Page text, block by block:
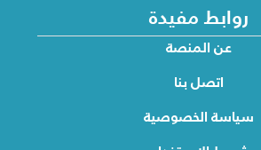
روابط مفيدة
عن المنصة
اتصل بنا
سياسة الخصوصية